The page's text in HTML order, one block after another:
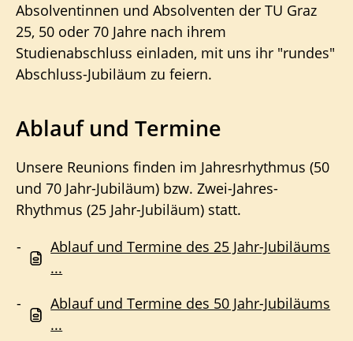
Absolventinnen und Absolventen der TU Graz
25, 50 oder 70 Jahre nach ihrem
Studienabschluss einladen, mit uns ihr "rundes"
Abschluss-Jubiläum zu feiern.
Ablauf und Termine
Unsere Reunions finden im Jahresrhythmus (50
und 70 Jahr-Jubiläum) bzw. Zwei-Jahres-
Rhythmus (25 Jahr-Jubiläum) statt.
Ablauf und Termine des 25 Jahr-Jubiläums
...
Ablauf und Termine des 50 Jahr-Jubiläums
...